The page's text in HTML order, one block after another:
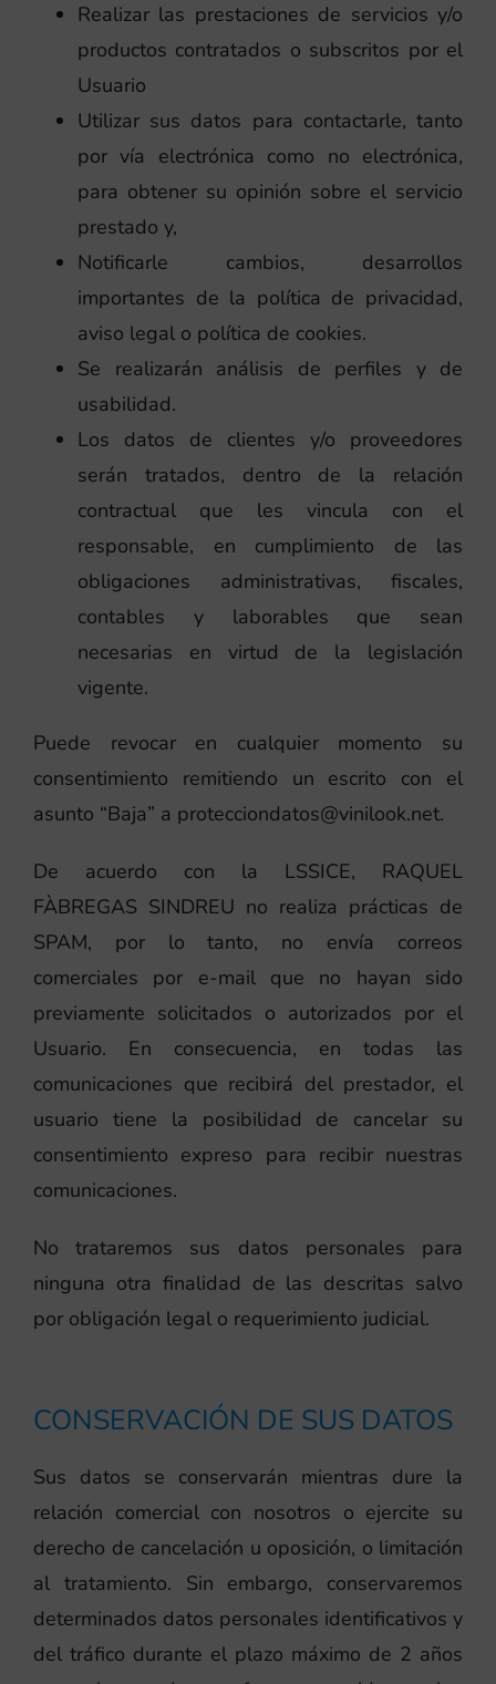
Realizar las prestaciones de servicios y/o
productos contratados o subscritos por el
Usuario
Utilizar sus datos para contactarle, tanto
por vía electrónica como no electrónica,
para obtener su opinión sobre el servicio
prestado y,
Notificarle cambios, desarrollos
importantes de la política de privacidad,
aviso legal o política de cookies.
Se realizarán análisis de perfiles y de
usabilidad.
Los datos de clientes y/o proveedores
serán tratados, dentro de la relación
contractual que les vincula con el
responsable, en cumplimiento de las
obligaciones administrativas, fiscales,
contables y laborables que sean
necesarias en virtud de la legislación
vigente.
Puede revocar en cualquier momento su
consentimiento remitiendo un escrito con el
asunto “Baja” a protecciondatos@vinilook.net.
De acuerdo con la LSSICE, RAQUEL
FÀBREGAS SINDREU no realiza prácticas de
SPAM, por lo tanto, no envía correos
comerciales por e-mail que no hayan sido
previamente solicitados o autorizados por el
Usuario. En consecuencia, en todas las
comunicaciones que recibirá del prestador, el
usuario tiene la posibilidad de cancelar su
consentimiento expreso para recibir nuestras
comunicaciones.
No trataremos sus datos personales para
ninguna otra finalidad de las descritas salvo
por obligación legal o requerimiento judicial.
CONSERVACIÓN DE SUS DATOS
Sus datos se conservarán mientras dure la
relación comercial con nosotros o ejercite su
derecho de cancelación u oposición, o limitación
al tratamiento. Sin embargo, conservaremos
determinados datos personales identificativos y
del tráfico durante el plazo máximo de 2 años